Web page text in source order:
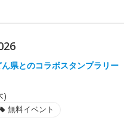
県とのコラボスタンプラリー
)
無料イベント